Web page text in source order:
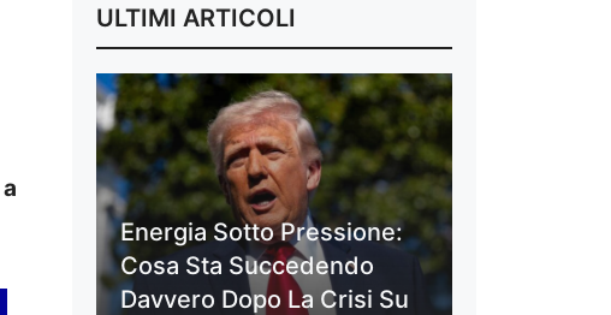
ULTIMI ARTICOLI
Energia Sotto Pressione:
Cosa Sta Succedendo
Davvero Dopo La Crisi Su